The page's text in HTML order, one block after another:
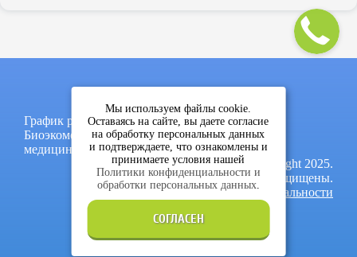
График работы: пон-пят, 9:00-17:00
Биоэкомед - термическое обезвреживание
медицинских и биологических отходов.
© Copyright 2025.
Все права защищены.
Политика конфиденциальности
Мы используем файлы cookie.
Оставаясь на сайте, вы даете согласие
на обработку персональных данных
и подтверждаете, что ознакомлены и
принимаете условия нашей
Политики конфиденциальности и
обработки персональных данных.
СОГЛАСЕН